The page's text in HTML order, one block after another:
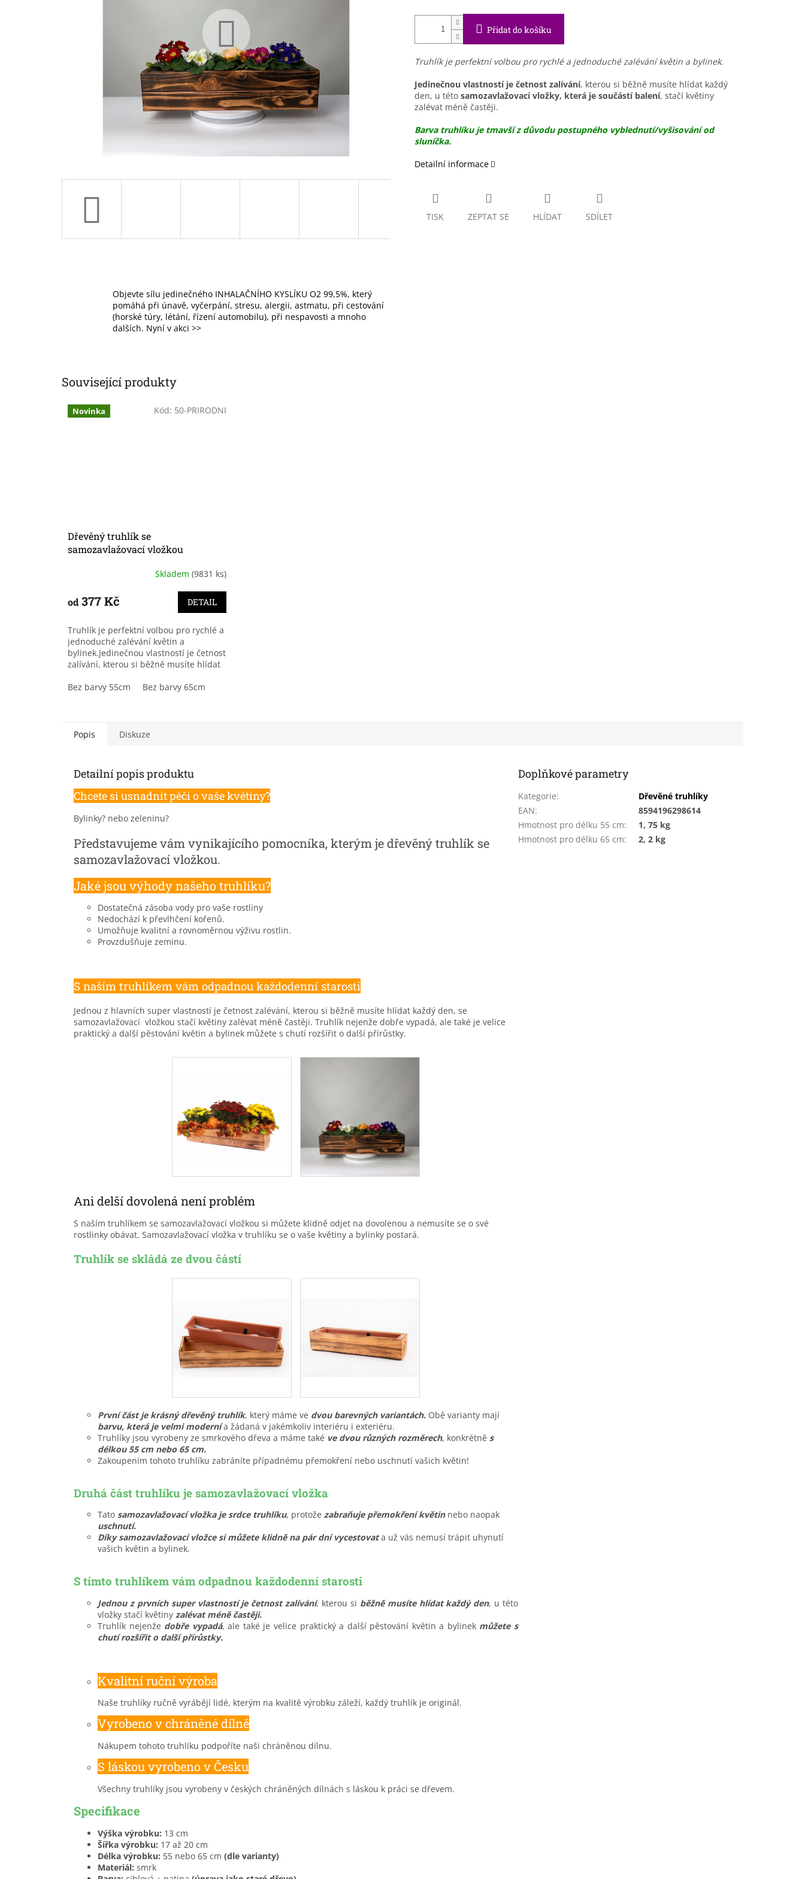
Přidat do košíku
Truhlík je perfektní volbou pro rychlé a jednoduché zalévání květin a bylinek.
Jedinečnou vlastností je četnost zalívání, kterou si běžně musíte hlídat každý
den, u této samozavlažovací vložky, která je součástí balení, stačí květiny
zalévat méně častěji.
Barva truhlíku je tmavší z důvodu postupného vyblednutí/vyšisování od
sluníčka.
Detailní informace
TISK ZEPTAT SE HLÍDAT SDÍLET
Objevte sílu jedinečného INHALAČNÍHO KYSLÍKU O2 99,5%, který
pomáhá při únavě, vyčerpání, stresu, alergii, astmatu, při cestování
(horské túry, létání, řízení automobilu), při nespavosti a mnoho
dalších. Nyní v akci >>
Související produkty
Novinka
Dřevěný truhlík se
samozavlažovací vložkou
produktu
je
z
5
hvězdiček.
Skladem (9831 ks)
od 377 Kč DETAIL
Truhlík je perfektní volbou pro rychlé a
jednoduché zalévání květin a
bylinek.Jedinečnou vlastností je četnost
zalívání, kterou si běžně musíte hlídat
Bez barvy 55cm
Bez barvy 65cm
Kód: 50-PRIRODNI
Popis Diskuze
Detailní popis produktu
Chcete si usnadnit péči o vaše květiny?
Bylinky? nebo zeleninu?
Představujeme vám vynikajícího pomocníka, kterým je dřevěný truhlík se
samozavlažovací vložkou.
Jaké jsou výhody našeho truhlíku?
Dostatečná zásoba vody pro vaše rostliny
Nedochází k převlhčení kořenů.
Umožňuje kvalitní a rovnoměrnou výživu rostlin.
Provzdušňuje zeminu.
S naším truhlíkem vám odpadnou každodenní starosti
Jednou z hlavních super vlastností je četnost zalévání, kterou si běžně musíte hlídat každý den, se
samozavlažovací vložkou stačí květiny zalévat méně častěji. Truhlík nejenže dobře vypadá, ale také je velice
praktický a další pěstování květin a bylinek můžete s chutí rozšířit o další přírůstky.
Ani delší dovolená není problém
S naším truhlíkem se samozavlažovací vložkou si můžete klidně odjet na dovolenou a nemusíte se o své
rostlinky obávat. Samozavlažovací vložka v truhlíku se o vaše květiny a bylinky postará.
Truhlík se skládá ze dvou částí
První část je krásný dřevěný truhlík, který máme ve dvou barevných variantách. Obě varianty mají
barvu, která je velmi modernía žádaná v jakémkoliv interiéru i exteriéru.
Truhlíky jsou vyrobeny ze smrkového dřeva a máme také ve dvou různých rozměrech, konkrétně s
délkou 55 cm nebo 65 cm.
Zakoupením tohoto truhlíku zabráníte případnému přemokření nebo uschnutí vašich květin!
Druhá část truhlíku je samozavlažovací vložka
Tato samozavlažovací vložka je srdce truhlíku, protože zabraňuje přemokření květin nebo naopak
uschnutí.
Díky samozavlažovací vložce si můžete klidně na pár dní vycestovata už vás nemusí trápit uhynutí
vašich květin a bylinek.
S tímto truhlíkem vám odpadnou každodenní starosti
Jednou z prvních super vlastností je četnost zalívání, kterou si běžně musíte hlídat každý den, u této
vložky stačí květiny zalévat méně častěji.
Truhlík nejenže dobře vypadá, ale také je velice praktický a další pěstování květin a bylinek můžete s
chutí rozšířit o další přírůstky.
Kvalitní ruční výroba
Naše truhlíky ručně vyrábějí lidé, kterým na kvalitě výrobku záleží, každý truhlík je originál.
Vyrobeno v chráněné dílně
Nákupem tohoto truhlíku podpoříte naši chráněnou dílnu.
S láskou vyrobeno v Česku
Všechny truhlíky jsou vyrobeny v českých chráněných dílnách s láskou k práci se dřevem.
Specifikace
Výška výrobku: 13 cm
Šířka výrobku: 17 až 20 cm
Délka výrobku: 55 nebo 65 cm (dle varianty)
Materiál: smrk
Doplňkové parametry
Kategorie:
Dřevěné truhlíky
EAN:
8594196298614
Hmotnost pro délku 55 cm:
1, 75 kg
Hmotnost pro délku 65 cm: 2, 2 kg